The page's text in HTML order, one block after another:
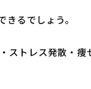
るでしょう。
トレス発散・